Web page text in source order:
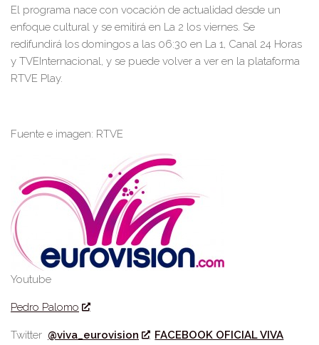
El programa nace con vocación de actualidad desde un
enfoque cultural y se emitirá en La 2 los viernes. Se
redifundirá los domingos a las 06:30 en La 1, Canal 24 Horas
y TVEInternacional, y se puede volver a ver en la plataforma
RTVE Play.
Fuente e imagen: RTVE
Youtube
Pedro Palomo
Twitter @viva_eurovision
FACEBOOK OFICIAL VIVA